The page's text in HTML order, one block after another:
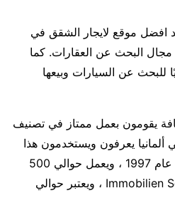
افضل موقع لايجار الشقق في
مجال البحث عن العقارات. كما
للبحث عن السيارات وبيعها
يقومون بعمل ممتاز في تصنيف
ألمانيا يعرفون ويستخدمون هذا
الموقع. تم تقديم الخدمة منذ عام 1997 ، ويعمل حوالي 500
شخص في Immobilien Scout 24 GmbH ، ويعتبر حوالي